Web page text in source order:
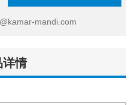
mandi.com
详情